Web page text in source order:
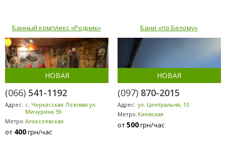
Банный комплекс «Родник»
НОВАЯ
(066) 541-1192
Адрес: с. Черкасская Лозовая ул.
Мичурина 59
Метро:Алексеевская
от 400грн/час
Бани «по Белому»
НОВАЯ
(097) 870-2015
Адрес: ул. Центральня, 13
Метро: Киевская
от500грн/час